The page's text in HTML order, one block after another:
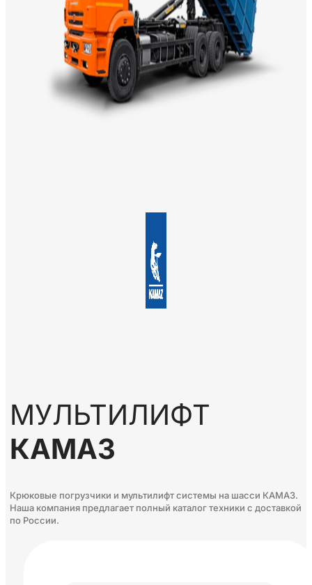
МУЛЬТИЛИФТ
КАМАЗ
Крюковые погрузчики и мультилифт системы на шасси КАМАЗ.
Наша компания предлагает полный каталог техники с доставкой
по России.